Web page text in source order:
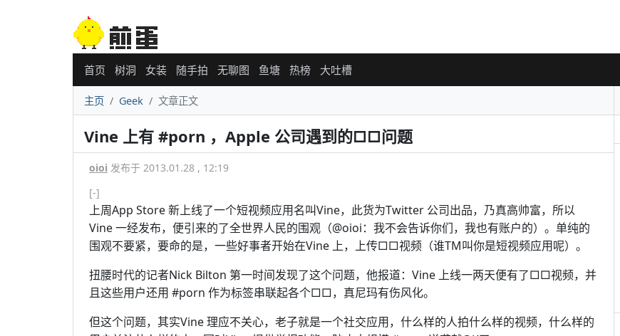
首页 树洞 女装 随手拍 无聊图 鱼塘 热榜 大吐槽
主页 Geek 文章正文
Vine 上有 #porn ，Apple 公司遇到的□□问题
oioi 发布于 2013.01.28 , 12:19
[-]
上周App Store 新上线了一个短视频应用名叫Vine，此货为Twitter 公司出品，乃真高帅富，所以
Vine 一经发布，便引来的了全世界人民的围观（@oioi：我不会告诉你们，我也有账户的）。单纯的
围观不要紧，要命的是，一些好事者开始在Vine 上，上传□□视频（谁TM叫你是短视频应用呢）。
扭腰时代的记者Nick Bilton 第一时间发现了这个问题，他报道：Vine 上线一两天便有了□□视频，并
且这些用户还用 #porn 作为标签串联起各个□□，真尼玛有伤风化。
但这个问题，其实Vine 理应不关心，老子就是一个社交应用，什么样的人拍什么样的视频，什么样的